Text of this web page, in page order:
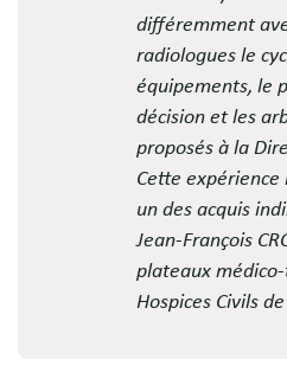
différemment
radiologues le
équipements, le
décision et les
proposés à la
Cette
un des acquis
Jean-François
plateaux
Hospices Civils